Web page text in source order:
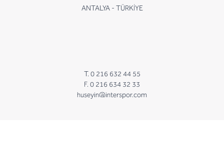
ANTALYA - TÜRKİYE
T. 0 216 632 44 55
F. 0 216 634 32 33
huseyin@interspor.com